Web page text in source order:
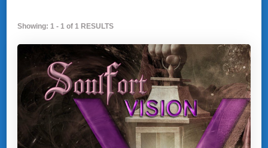
Showing: 1 - 1 of 1 RESULTS